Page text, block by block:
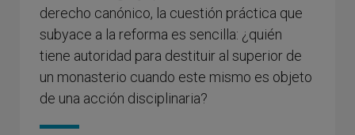
derecho canónico, la cuestión práctica que
subyace a la reforma es sencilla: ¿quién
tiene autoridad para destituir al superior de
un monasterio cuando este mismo es objeto
de una acción disciplinaria?